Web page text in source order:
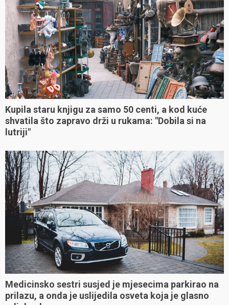
Kupila staru knjigu za samo 50 centi, a kod kuće
shvatila što zapravo drži u rukama: "Dobila si na
lutriji"
Medicinsko sestri susjed je mjesecima parkirao na
prilazu, a onda je uslijedila osveta koja je glasno